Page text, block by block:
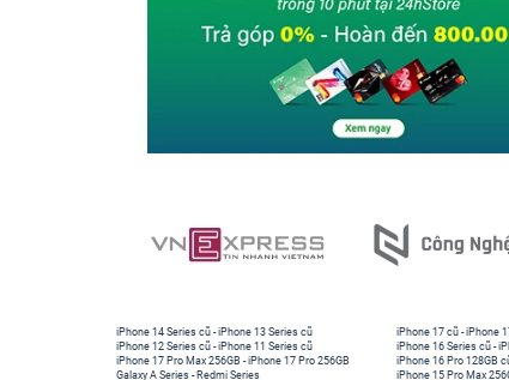
iPhone 14 Series cũ -iPhone 13 Series cũ
iPhone 12 Series cũ -iPhone 11 Series cũ
iPhone 17 Pro Max 256GB -iPhone 17 Pro 256GB
Galaxy A Series - Redmi Series
iPhone 17 cũ -iPhone
iPhone 16 Series cũ -
iPhone 16 Pro 128GB
iPhone 15 Pro Max